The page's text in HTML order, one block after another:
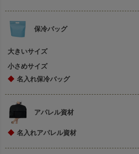
保冷バッグ
大きいサイズ
小さめサイズ
◆ 名入れ保冷バッグ
アパレル資材
◆ 名入れアパレル資材